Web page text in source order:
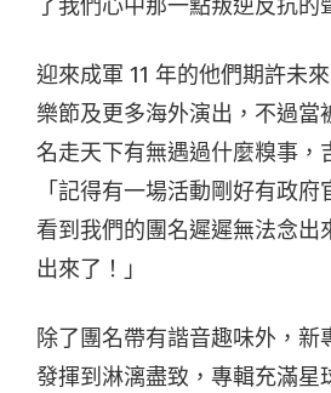
了我們心中那一點叛逆反抗的
迎來成軍 11 年的他們期許未
樂節及更多海外演出，不過當
名走天下有無遇過什麼糗事，
「記得有一場活動剛好有政府
看到我們的團名遲遲無法念出
出來了！」
除了團名帶有諧音趣味外，新
發揮到淋漓盡致，專輯充滿星